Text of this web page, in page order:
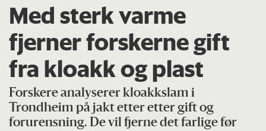
Med sterk varme
fjerner forskerne gift
fra kloakk og plast
Forskere analyserer kloakkslam i
Trondheim på jakt etter etter gift og
forurensning. De vil fjerne det farlige før